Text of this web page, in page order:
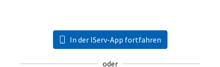
In der IServ-App fortfahren
oder